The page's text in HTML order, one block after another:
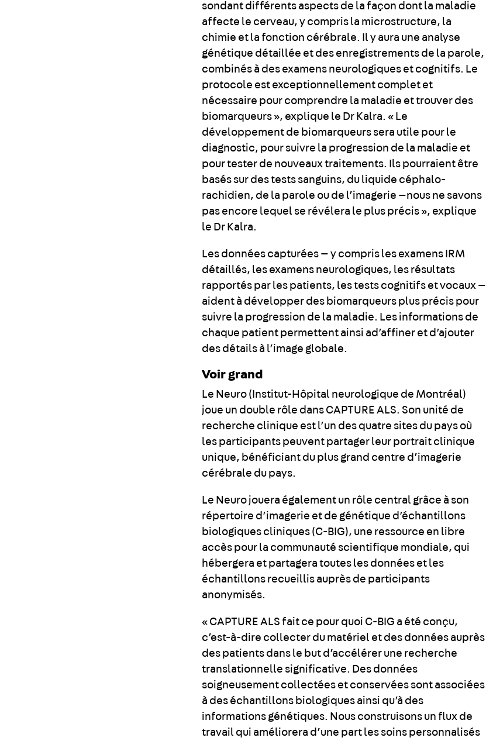
sondant différents aspects de la façon dont la maladie
affecte le cerveau, y compris la microstructure, la
chimie et la fonction cérébrale. Il y aura une analyse
génétique détaillée et des enregistrements de la parole,
combinés à des examens neurologiques et cognitifs. Le
protocole est exceptionnellement complet et
nécessaire pour comprendre la maladie et trouver des
biomarqueurs », explique le Dr Kalra. « Le
développement de biomarqueurs sera utile pour le
diagnostic, pour suivre la progression de la maladie et
pour tester de nouveaux traitements. Ils pourraient être
basés sur des tests sanguins, du liquide céphalo-
rachidien, de la parole ou de l’imagerie —nous ne savons
pas encore lequel se révélera le plus précis », explique
le Dr Kalra.
Les données capturées — y compris les examens IRM
détaillés, les examens neurologiques, les résultats
rapportés par les patients, les tests cognitifs et vocaux —
aident à développer des biomarqueurs plus précis pour
suivre la progression de la maladie. Les informations de
chaque patient permettent ainsi ad’affiner et d’ajouter
des détails à l’image globale.
Voir grand
Le Neuro (Institut-Hôpital neurologique de Montréal)
joue un double rôle dans CAPTURE ALS. Son unité de
recherche clinique est l’un des quatre sites du pays où
les participants peuvent partager leur portrait clinique
unique, bénéficiant du plus grand centre d’imagerie
cérébrale du pays.
Le Neuro jouera également un rôle central grâce à son
répertoire d’imagerie et de génétique d’échantillons
biologiques cliniques (C-BIG), une ressource en libre
accès pour la communauté scientifique mondiale, qui
hébergera et partagera toutes les données et les
échantillons recueillis auprès de participants
anonymisés.
« CAPTURE ALS fait ce pour quoi C-BIG a été conçu,
c’est-à-dire collecter du matériel et des données auprès
des patients dans le but d’accélérer une recherche
translationnelle significative. Des données
soigneusement collectées et conservées sont associées
à des échantillons biologiques ainsi qu’à des
informations génétiques. Nous construisons un flux de
travail qui améliorera d’une part les soins personnalisés